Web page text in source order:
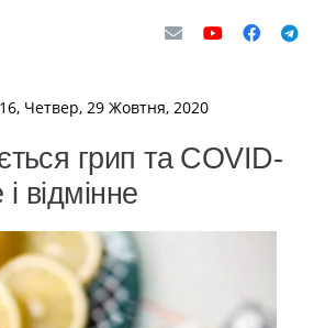
Четвер, 29 Жовтня, 2020
грип та COVID-
відмінне